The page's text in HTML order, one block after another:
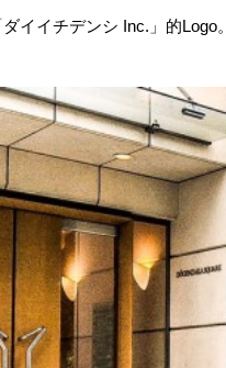
イイチデンシ Inc.」的Logo